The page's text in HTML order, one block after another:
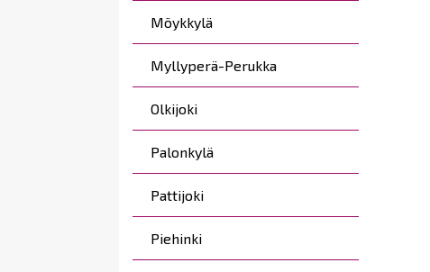
Möykkylä
Myllyperä-Perukka
Olkijoki
Palonkylä
Pattijoki
Piehinki